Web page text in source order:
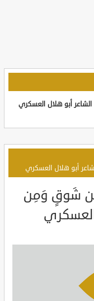
أبو هلال العسكري
أبو هلال العسكري
شَوقٍ وَمِن